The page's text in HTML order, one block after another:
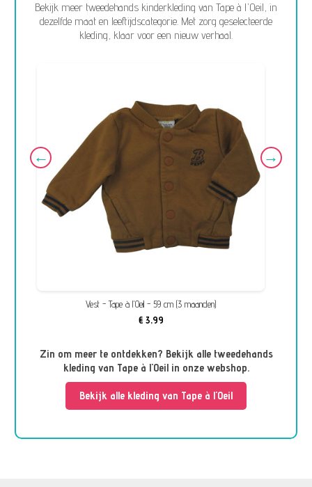
Bekijk meer tweedehands kinderkleding van Tape à l'Oeil, in
dezelfde maat en leeftijdscategorie. Met zorg geselecteerde
kleding, klaar voor een nieuw verhaal.
Vest - Tape à l'Oeil - 59 cm (3 maanden)
€ 3,99
Zin om meer te ontdekken? Bekijk alle tweedehands
kleding van Tape à l'Oeil in onze webshop.
Bekijk alle kleding van Tape à l'Oeil